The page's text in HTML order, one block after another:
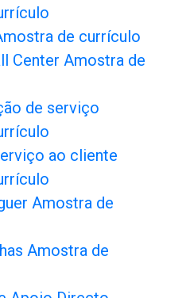
de currículo
Center Amostra de
de serviço
ao cliente
Amostra de
Amostra de